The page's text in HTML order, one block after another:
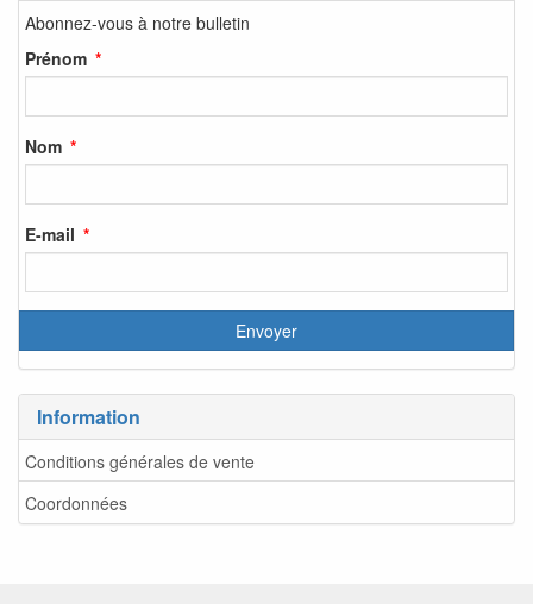
Abonnez-vous à notre bulletin
Prénom
Nom
E-mail
Information
Conditions générales de vente
Coordonnées